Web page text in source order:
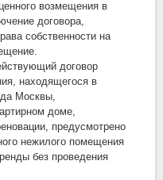
возмещения в
договора,
собственности на
договор
находящегося в
Москвы,
доме,
предусмотрено
нежилого помещения
без проведения